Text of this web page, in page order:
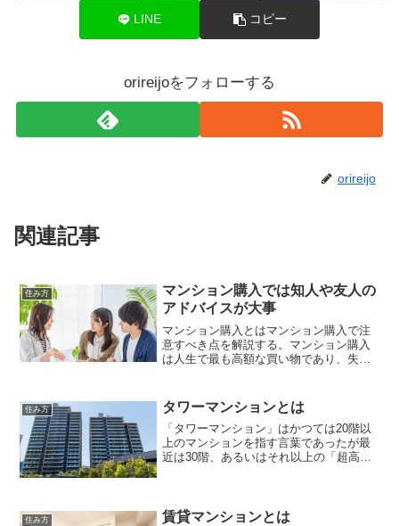
LINE コピー
orireijoをフォローする
orireijo
関連記事
住み方
マンション購入では知人や友人の
アドバイスが大事
マンション購入とはマンション購入で注
意すべき点を解説する。マンション購入
は人生で最も高額な買い物であり、失敗
ョン購入を心がける。ママンション購入
を考えている人は検討する...
住み方 タワーマンションとは
「タワーマンション」はかつては20階以
上のマンションを指す言葉であったが最
近は30階、あるいはそれ以上の「超高層
ることからタワーマン...
住み方 賃貸マンションとは